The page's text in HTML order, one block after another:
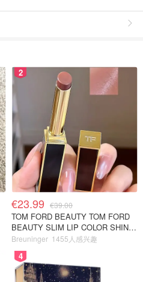
2
€23.99 €39.00
TOM FORD BEAUTY TOM FORD
BEAUTY SLIM LIP COLOR SHINE
口红 open back色
Breuninger 1455人感兴趣
4